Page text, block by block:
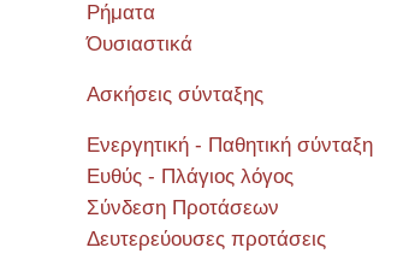
Ρήματα
Όυσιαστικά
Ασκήσεις σύνταξης
Ενεργητική - Παθητική σύνταξη
Ευθύς - Πλάγιος λόγος
Σύνδεση Προτάσεων
Δευτερεύουσες προτάσεις